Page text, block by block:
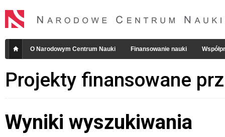
O Narodowym Centrum Nauki Finansowanie nauki
Projekty finansowane
Wyniki wyszukiwania